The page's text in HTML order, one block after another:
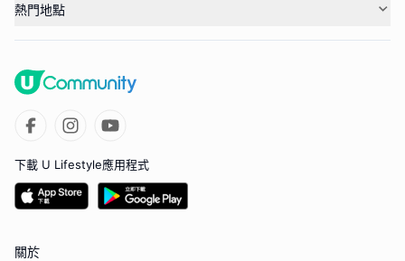
熱門地點
下載 U Lifestyle應用程式
關於